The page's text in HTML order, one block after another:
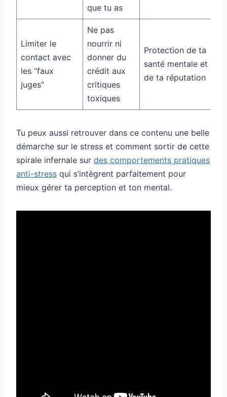
que tu as
Limiter le
contact avec
les “faux
juges”
Ne pas
nourrir ni
donner du
crédit aux
critiques
toxiques
Protection de ta
santé mentale et
de ta réputation
Tu peux aussi retrouver dans ce contenu une belle
démarche sur le stress et comment sortir de cette
spirale infernale sur des comportements pratiques
anti-stress qui s’intègrent parfaitement pour
mieux gérer ta perception et ton mental.